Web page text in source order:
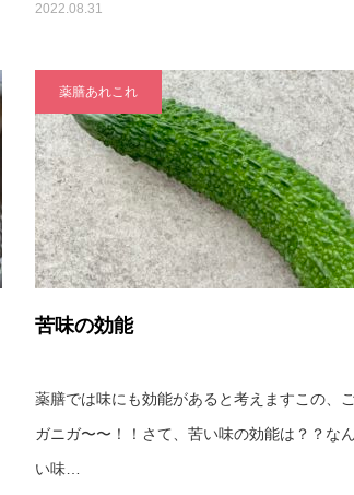
2022.08.31
薬膳あれこれ
苦味の効能
薬膳では味にも効能があると考えますこの、
ガニガ〜〜！！さて、苦い味の効能は？？な
い味…